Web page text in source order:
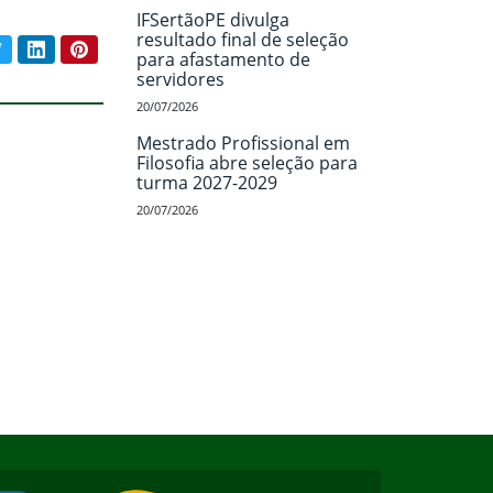
conteúdo:
TwitterLinkedInPinterest
IFSertãoPE divulga
resultado final de seleção
para afastamento de
servidores
20/07/2026
Mestrado Profissional em
Filosofia abre seleção para
turma 2027-2029
20/07/2026